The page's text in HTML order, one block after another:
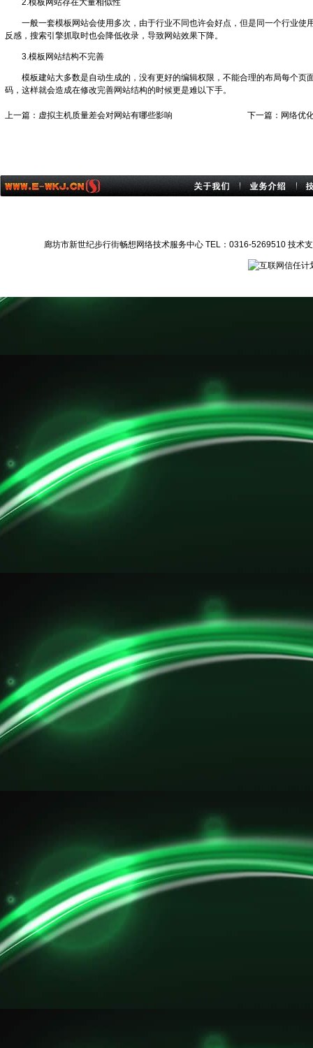
2.模板网站存在大量相似性
一般一套模板网站会使用多次，由于行业不同也许会好点，但是同一个行业使
反感，搜索引擎抓取时也会降低收录，导致网站效果下降。
3.模板网站结构不完善
模板建站大多数是自动生成的，没有更好的编辑权限，不能合理的布局每个页
码，这样就会造成在修改完善网站结构的时候更是难以下手。
上一篇： 虚拟主机质量差会对网站有哪些影响 下一篇： 网络优
廊坊市新世纪步行街畅想网络技术服务中心 TEL：0316-5269510 技